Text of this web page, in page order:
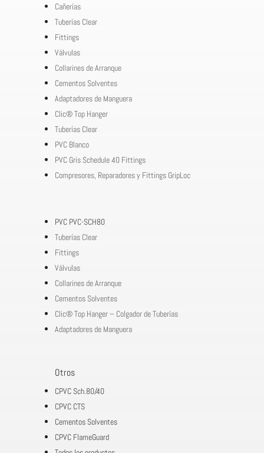
Cañerías
Tuberías Clear
Fittings
Válvulas
Collarines de Arranque
Cementos Solventes
Adaptadores de Manguera
Clic® Top Hanger
Tuberías Clear
PVC Blanco
PVC Gris Schedule 40 Fittings
Compresores, Reparadores y Fittings GripLoc
PVC PVC-SCH80
Tuberías Clear
Fittings
Válvulas
Collarines de Arranque
Cementos Solventes
Clic® Top Hanger – Colgador de Tuberías
Adaptadores de Manguera
Otros
CPVC Sch.80/40
CPVC CTS
Cementos Solventes
CPVC FlameGuard